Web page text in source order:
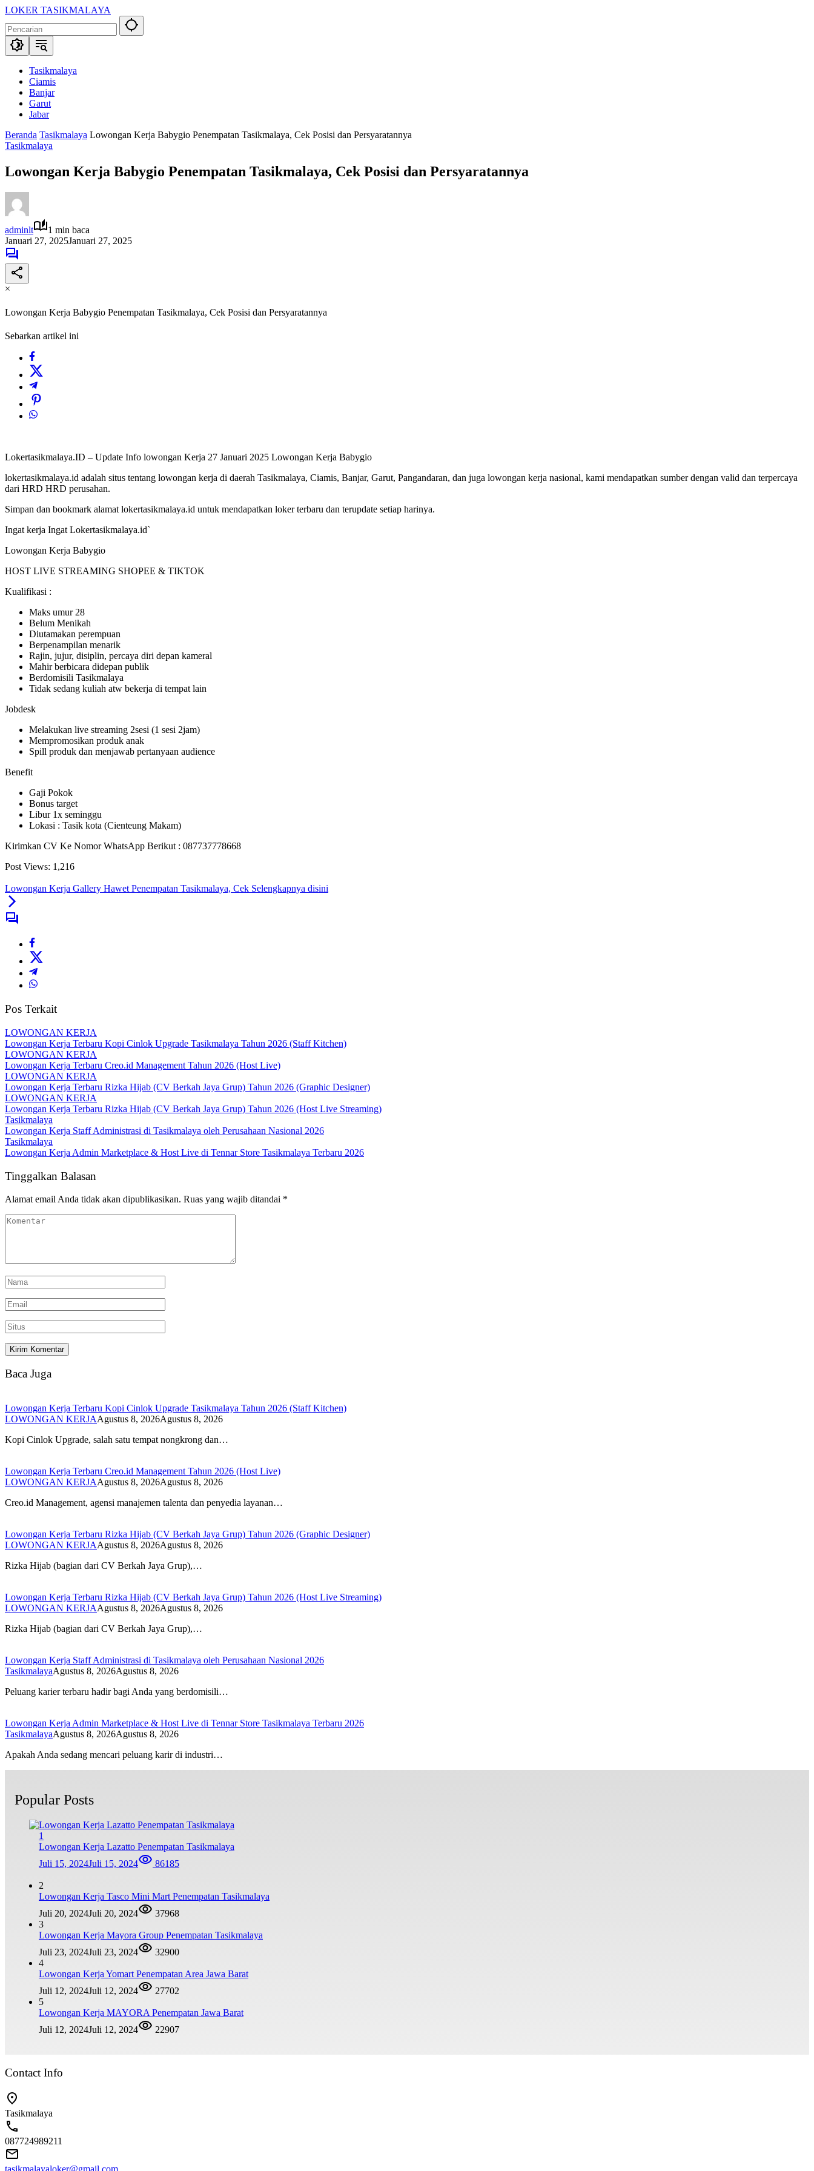
Langsung
konten
LOKER TASIKMALAYA
Lowongan
Kerja
Tasikmalaya
SekitarnaTasikmalaya
Ciamis
Banjar
Garut
Jabar
Beranda Tasikmalaya Lowongan Kerja Babygio Penempatan Tasikmalaya, Cek Posisi dan Persyaratannya
Tasikmalaya
Lowongan Kerja Babygio Penempatan Tasikmalaya, Cek Posisi dan Persyaratannya
adminlt
1 min baca
Januari 27, 2025Januari 27, 2025
×
Lowongan Kerja Babygio Penempatan Tasikmalaya, Cek Posisi dan Persyaratannya
Sebarkan artikel ini
Lokertasikmalaya.ID – Update Info lowongan Kerja 27 Januari 2025 Lowongan Kerja Babygio
lokertasikmalaya.id adalah situs tentang lowongan kerja di daerah Tasikmalaya, Ciamis, Banjar, Garut, Pangandaran, dan juga lowongan kerja nasional, kami mendapatkan sumber dengan valid dan terpercaya
dari HRD HRD perusahan.
Simpan dan bookmark alamat lokertasikmalaya.id untuk mendapatkan loker terbaru dan terupdate setiap harinya.
Ingat kerja Ingat Lokertasikmalaya.id`
Lowongan Kerja Babygio
HOST LIVE STREAMING SHOPEE & TIKTOK
Kualifikasi :
Maks umur 28
Belum Menikah
Diutamakan perempuan
Berpenampilan menarik
Rajin, jujur, disiplin, percaya diri depan kameral
Mahir berbicara didepan publik
Berdomisili Tasikmalaya
Tidak sedang kuliah atw bekerja di tempat lain
Jobdesk
Melakukan live streaming 2sesi (1 sesi 2jam)
Mempromosikan produk anak
Spill produk dan menjawab pertanyaan audience
Benefit
Gaji Pokok
Bonus target
Libur 1x seminggu
Lokasi : Tasik kota (Cienteung Makam)
Kirimkan CV Ke Nomor WhatsApp Berikut : 087737778668
Post Views: 1,216
Lowongan Kerja Gallery Hawet Penempatan Tasikmalaya, Cek Selengkapnya disini
Pos Terkait
LOWONGAN KERJA
Lowongan Kerja Terbaru Kopi Cinlok Upgrade Tasikmalaya Tahun 2026 (Staff Kitchen)
LOWONGAN KERJA
Lowongan Kerja Terbaru Creo.id Management Tahun 2026 (Host Live)
LOWONGAN KERJA
Lowongan Kerja Terbaru Rizka Hijab (CV Berkah Jaya Grup) Tahun 2026 (Graphic Designer)
LOWONGAN KERJA
Lowongan Kerja Terbaru Rizka Hijab (CV Berkah Jaya Grup) Tahun 2026 (Host Live Streaming)
Tasikmalaya
Lowongan Kerja Staff Administrasi di Tasikmalaya oleh Perusahaan Nasional 2026
Tasikmalaya
Lowongan Kerja Admin Marketplace & Host Live di Tennar Store Tasikmalaya Terbaru 2026
Tinggalkan Balasan
Alamat email Anda tidak akan dipublikasikan. Ruas yang wajib ditandai *
Baca Juga
Lowongan Kerja Terbaru Kopi Cinlok Upgrade Tasikmalaya Tahun 2026 (Staff Kitchen)
LOWONGAN KERJAAgustus 8, 2026Agustus 8, 2026
Kopi Cinlok Upgrade, salah satu tempat nongkrong dan…
Lowongan Kerja Terbaru Creo.id Management Tahun 2026 (Host Live)
LOWONGAN KERJAAgustus 8, 2026Agustus 8, 2026
Creo.id Management, agensi manajemen talenta dan penyedia layanan…
Lowongan Kerja Terbaru Rizka Hijab (CV Berkah Jaya Grup) Tahun 2026 (Graphic Designer)
LOWONGAN KERJAAgustus 8, 2026Agustus 8, 2026
Rizka Hijab (bagian dari CV Berkah Jaya Grup),…
Lowongan Kerja Terbaru Rizka Hijab (CV Berkah Jaya Grup) Tahun 2026 (Host Live Streaming)
LOWONGAN KERJAAgustus 8, 2026Agustus 8, 2026
Rizka Hijab (bagian dari CV Berkah Jaya Grup),…
Lowongan Kerja Staff Administrasi di Tasikmalaya oleh Perusahaan Nasional 2026
TasikmalayaAgustus 8, 2026Agustus 8, 2026
Peluang karier terbaru hadir bagi Anda yang berdomisili…
Lowongan Kerja Admin Marketplace & Host Live di Tennar Store Tasikmalaya Terbaru 2026
TasikmalayaAgustus 8, 2026Agustus 8, 2026
Apakah Anda sedang mencari peluang karir di industri…
Popular Posts
1
Lowongan Kerja Lazatto Penempatan Tasikmalaya
Juli 15, 2024Juli 15, 2024 86185
2
Lowongan Kerja Tasco Mini Mart Penempatan Tasikmalaya
Juli 20, 2024Juli 20, 2024
37968
3
Lowongan Kerja Mayora Group Penempatan Tasikmalaya
Juli 23, 2024Juli 23, 2024
32900
4
Lowongan Kerja Yomart Penempatan Area Jawa Barat
Juli 12, 2024Juli 12, 2024
27702
5
Lowongan Kerja MAYORA Penempatan Jawa Barat
Juli 12, 2024Juli 12, 2024 22907
Contact Info
Tasikmalaya
087724989211
tasikmalayaloker@gmail.com